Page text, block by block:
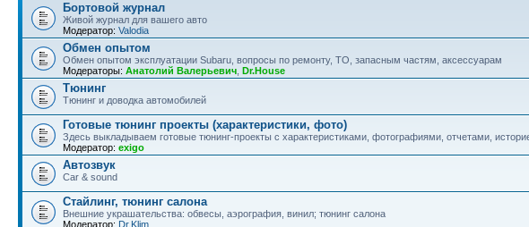
Бортовой журнал
Живой журнал для вашего авто
Модератор: Valodia
Обмен опытом
Обмен опытом эксплуатации Subaru, вопросы по ремонту, ТО, запасным частям, аксессуарам
Модераторы: Анатолий Валерьевич Dr.House
Тюнинг
Тюнинг и доводка автомобилей
Готовые тюнинг проекты (характеристики, фото)
Здесь выкладываем готовые тюнинг-проекты с характеристиками, фотографиями, отчетами,
Модератор: exigo
Автозвук
Car & sound
Стайлинг, тюнинг салона
Внешние украшательства: обвесы, аэрография, винил; тюнинг салона
Модератор: Dr.Klim